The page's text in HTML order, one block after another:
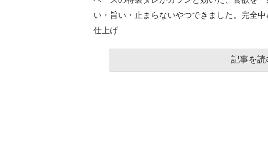
い・旨い・止まらないやつできました。完全
仕上げ
記事を読